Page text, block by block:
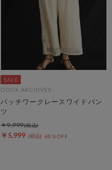
DOUX ARCHIVES
パッチワークレースワイドパン
ツ
￥5,999 40％OFF
￥9,999